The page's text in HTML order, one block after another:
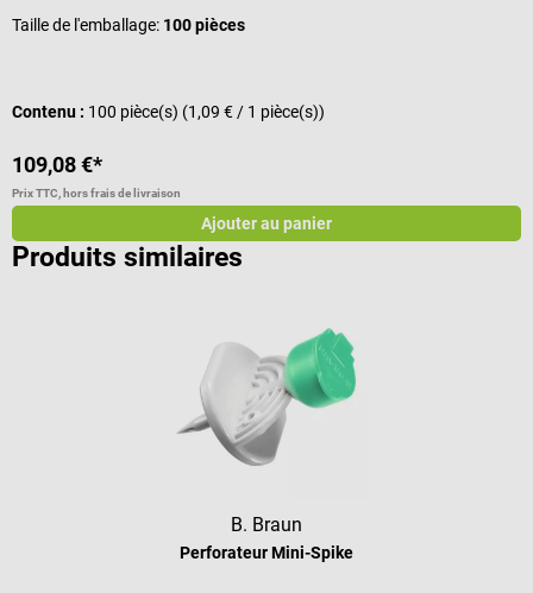
Taille de l'emballage: 100 pièces
Contenu : 100 pièce(s) (1,09 € / 1 pièce(s))
109,08 €*
Prix TTC, hors frais de livraison
Ajouter au panier
Produits similaires
B. Braun
Perforateur Mini-Spike